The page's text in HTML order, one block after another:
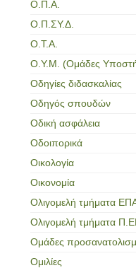
Ο.Π.Α.
Ο.Π.ΣΥ.Δ.
Ο.Τ.Α.
Ο.Υ.Μ. (Ομάδες
Οδηγίες διδασκαλίας
Οδηγός σπουδών
Οδική ασφάλεια
Οδοιπορικά
Οικολογία
Οικονομία
Ολιγομελή τμήματα
Ολιγομελή τμήματα
Ομάδες
Ομιλίες